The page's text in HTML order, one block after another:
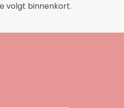
volgt binnenkort.